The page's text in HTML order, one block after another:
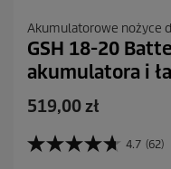
Akumulatorowe nożyce
GSH 18-20
akumulatora i
A
t
519,00 zł
4.7 (62)
4